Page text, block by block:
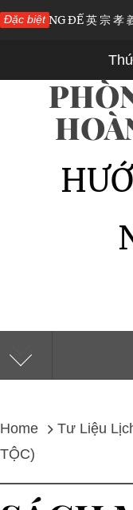
Skip
Đặc biệtĐẾ 英 宗 孝 義 皇 帝
Home Tư Liệu
TỘC)